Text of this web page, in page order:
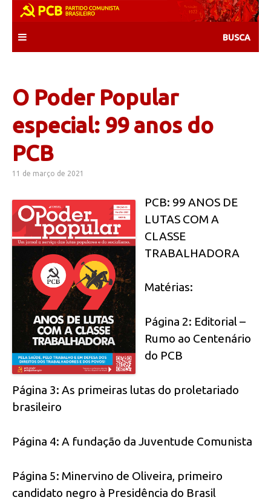
content
O Poder Popular
especial: 99 anos do
PCB
11 de março de 2021
PCB: 99 ANOS DE
LUTAS COM A
CLASSE
TRABALHADORA
Matérias:
Página 2: Editorial –
Rumo ao Centenário
do PCB
Página 3: As primeiras lutas do proletariado
brasileiro
Página 4: A fundação da Juventude Comunista
Página 5: Minervino de Oliveira, primeiro
candidato negro à Presidência do Brasil